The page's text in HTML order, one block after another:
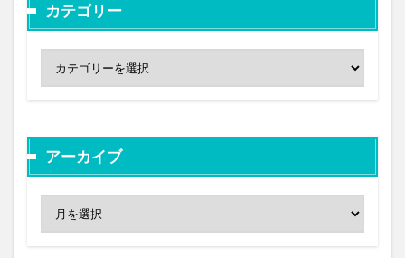
カテゴリー
アーカイブ